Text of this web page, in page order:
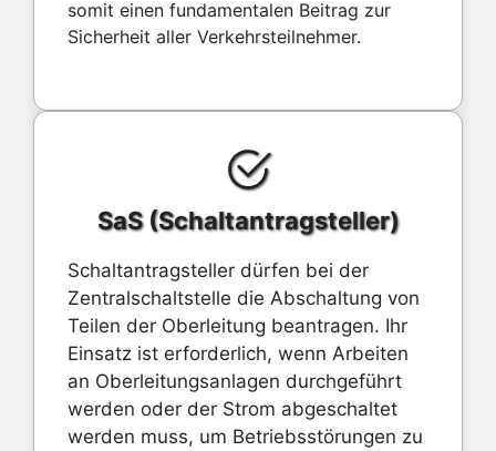
somit einen fundamentalen Beitrag zur
Sicherheit aller Verkehrsteilnehmer.
SaS (Schaltantragsteller)
Schaltantragsteller dürfen bei der
Zentralschaltstelle die Abschaltung von
Teilen der Oberleitung beantragen. Ihr
Einsatz ist erforderlich, wenn Arbeiten
an Oberleitungsanlagen durchgeführt
werden oder der Strom abgeschaltet
werden muss, um Betriebsstörungen zu